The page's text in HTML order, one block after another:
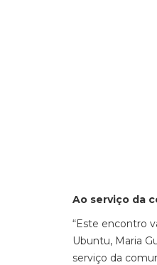
Ao serviço da
“Este encontro
Ubuntu, Maria
serviço da